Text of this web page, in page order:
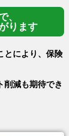
、
ります
とにより、保険
削減も期待でき